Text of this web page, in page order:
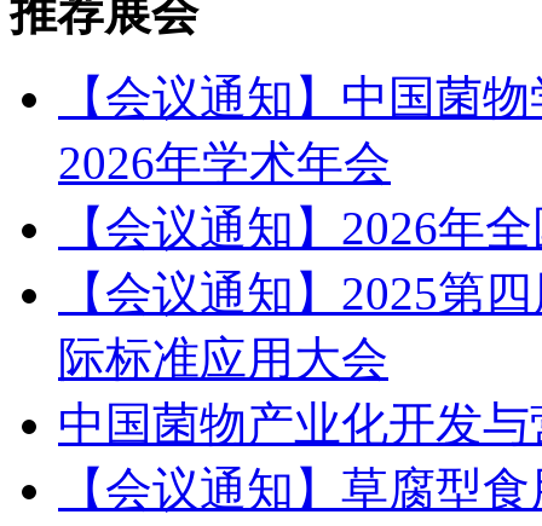
推荐展会
【会议通知】中国菌
2026年学术年会
【会议通知】2026年
【会议通知】2025第
际标准应用大会
中国菌物产业化开发
【会议通知】草腐型